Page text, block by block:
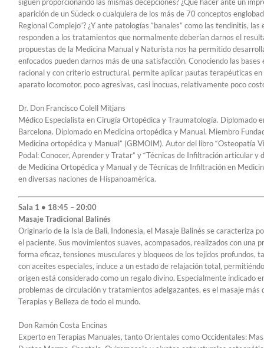
aparición de un Südeck o cualquiera de los más de 70 conceptos
Regional Complejo”? ¿Y ante patologías “banales” como las tendinitis, las
responden a los tratamientos que normalmente deberían darnos el
propuestas de la Medicina Manual y Naturista nos ha permitido
enfocados pueden darnos más de una satisfacción. Conociendo las
racional y con criterio estructural, permite aplicar pautas terapéuticas
aparato locomotor, poco agresivas, casi inocuas, relativamente poco
Dr. Don Francisco Colell Mitjans
Médico Especialista en Cirugía Ortopédica y Traumatología. Diplomado
Barcelona. Diplomado en Medicina ortopédica y Manual. Miembro
Medicina ortopédica y Manual” (GBMOIM). Autor del libro “Osteopatía
Podal: Conocer, Aprender y Tratar” y “Técnicas de Infiltración articular y
de Medicina Ortopédica y Manual y de Técnicas de Infiltración en
en diversas naciones de Hispanoamérica.
Sala 1 • 18:45 – 20:00
Masaje Tradicional Balinés
Originario de la Isla de Bali, Indonesia, el Masaje Balinés se caracteriza
el paciente. Sus movimientos suaves, acompasados, realizados con una
forma eficaz, tensiones musculares y bloqueos de los tejidos profundos,
con aceites especiales, induce a un estado de relajación total,
origen está considerado como un regalo divino. Especialmente indicado
problemas de circulación y tratamientos adelgazantes, es el masaje
Terapias y Belleza de todo el mundo.
Don Ramón Costa Encinas
Experto en Terapias Manuales, tanto Orientales como Occidentales: